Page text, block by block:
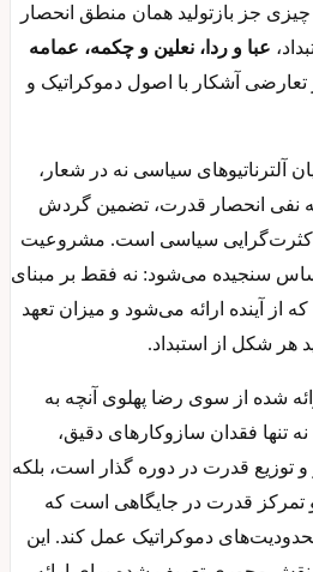
چیزی جز بازتولید همان منطق انحصار
عبا و ردا، نعلین و چکمه، عمامه
آشکار با اصول دموکراتیک و
آلترناتیوهای سیاسی نه در شعار،
به نفی انحصار قدرت، تضمین گردش
کثرت‌گرایی سیاسی است. مشروعیت
سنجیده می‌شود: نه فقط بر مبنای
از آینده ارائه می‌شود و میزان تعهد
هر شکل از استبداد.
شده از سوی رضا پهلوی آنچه به‌
تنها فقدان سازوکارهای دقیق،
توزیع قدرت در دوره گذار است، بلکه
قدرت در جایگاهی است که
دموکراتیک عمل کند. این